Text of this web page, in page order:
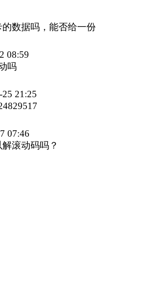
数据吗，能否给一份
08:59
吗
25 21:25
07:46
滚动码吗？